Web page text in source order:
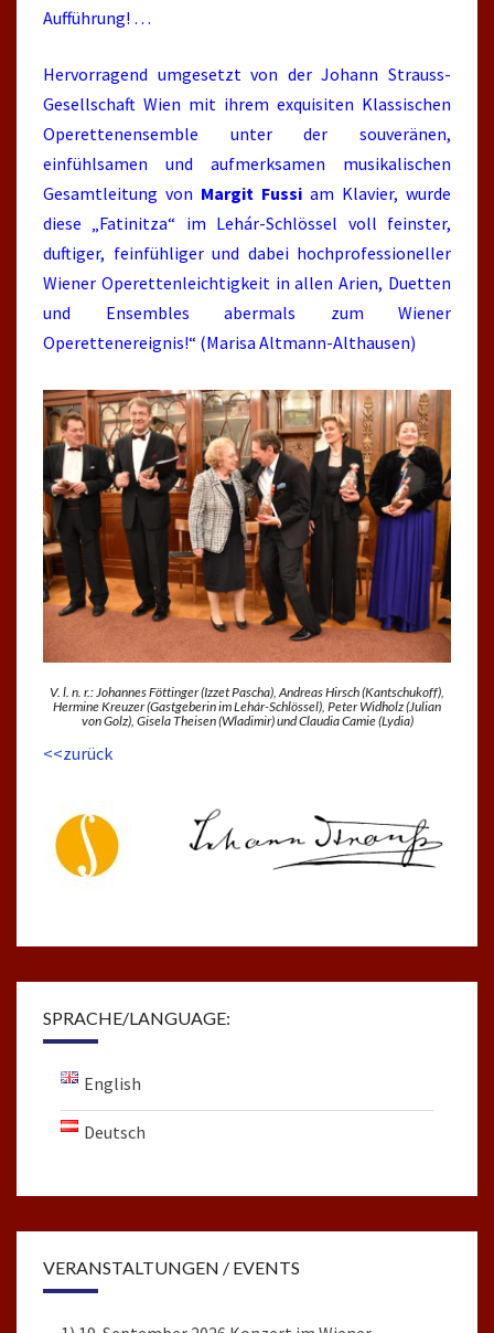
Aufführung! …
Hervorragend umgesetzt von der Johann Strauss-
Gesellschaft Wien mit ihrem exquisiten Klassischen
Operettenensemble unter der souveränen,
einfühlsamen und aufmerksamen musikalischen
Gesamtleitung von Margit Fussi am Klavier, wurde
diese „Fatinitza“ im Lehár-Schlössel voll feinster,
duftiger, feinfühliger und dabei hochprofessioneller
Wiener Operettenleichtigkeit in allen Arien, Duetten
und Ensembles abermals zum Wiener
Operettenereignis!“ (Marisa Altmann-Althausen)
V. l. n. r.: Johannes Föttinger (Izzet Pascha), Andreas Hirsch (Kantschukoff),
Hermine Kreuzer (Gastgeberin im Lehár-Schlössel), Peter Widholz (Julian
von Golz), Gisela Theisen (Wladimir) und Claudia Camie (Lydia)
<<zurück
SPRACHE/LANGUAGE:
English
Deutsch
VERANSTALTUNGEN / EVENTS